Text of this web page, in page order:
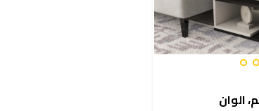
30 سم، الوان